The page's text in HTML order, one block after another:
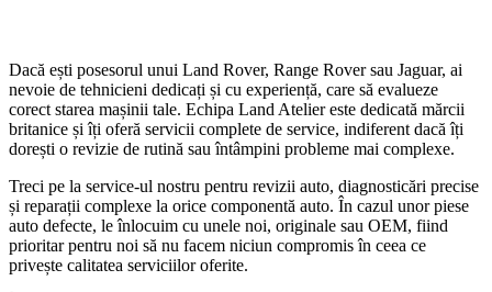
Dacă ești posesorul unui Land Rover, Range Rover sau Jaguar, ai
nevoie de tehnicieni dedicați și cu experiență, care să evalueze
corect starea mașinii tale. Echipa Land Atelier este dedicată mărcii
britanice și îți oferă servicii complete de service, indiferent dacă îți
dorești o revizie de rutină sau întâmpini probleme mai complexe.
Treci pe la service-ul nostru pentru revizii auto, diagnosticări precise
și reparații complexe la orice componentă auto. În cazul unor piese
auto defecte, le înlocuim cu unele noi, originale sau OEM, fiind
prioritar pentru noi să nu facem niciun compromis în ceea ce
privește calitatea serviciilor oferite.